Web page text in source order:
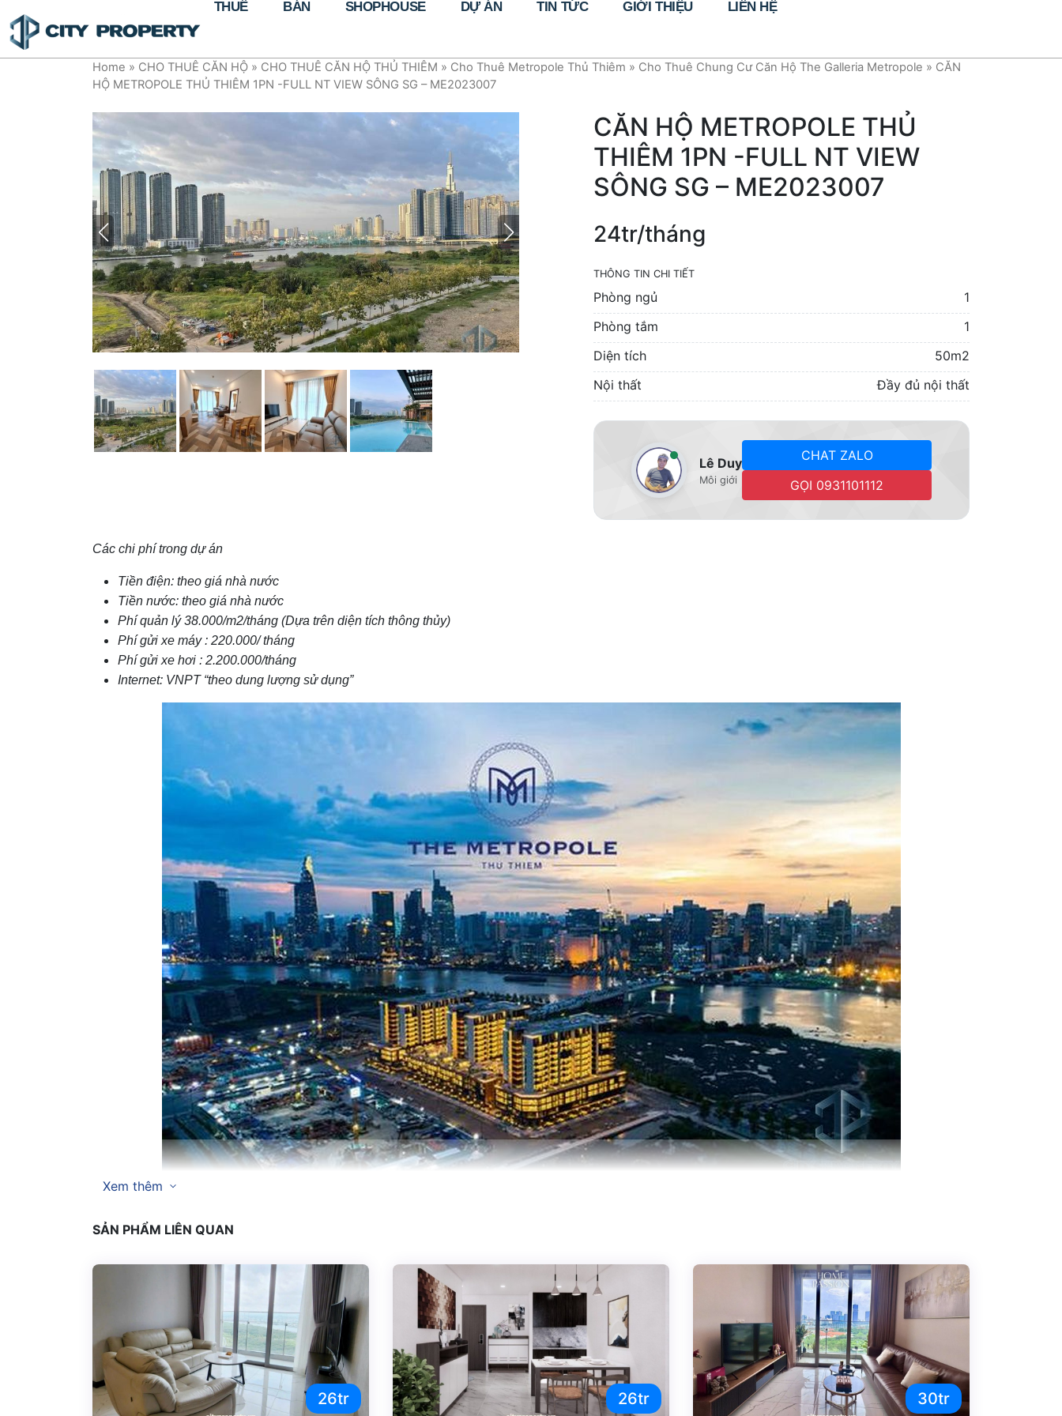
THUÊ BÁN SHOPHOUSE DỰ ÁN TIN TỨC GIỚI THIỆU LIÊN HỆ
Home » CHO THUÊ CĂN HỘ » CHO THUÊ CĂN HỘ THỦ THIÊM » Cho Thuê Metropole Thủ Thiêm » Cho Thuê Chung Cư Căn Hộ The Galleria Metropole » CĂN
HỘ METROPOLE THỦ THIÊM 1PN -FULL NT VIEW SÔNG SG – ME2023007
CĂN HỘ METROPOLE THỦ
THIÊM 1PN -FULL NT VIEW
SÔNG SG – ME2023007
24tr/tháng
THÔNG TIN CHI TIẾT
Phòng ngủ
1
Phòng tắm
1
Diện tích
50m2
Nội thất
Đầy đủ nội thất
Lê Duy
Môi giới
CHAT ZALO
GỌI 0931101112
Các chi phí trong dự án
Tiền điện: theo giá nhà nước
Tiền nước: theo giá nhà nước
Phí quản lý 38.000/m2/tháng (Dựa trên diện tích thông thủy)
Phí gửi xe máy : 220.000/ tháng
Phí gửi xe hơi : 2.200.000/tháng
Internet: VNPT “theo dung lượng sử dụng”
mong ước khi tọa lạc tại chân cầu Thủ Thiêm 2 ( Cầu Bason)cực kỳ thuận tiện việc di chuyển về Quận 1 và đi xa lộ, với chuỗi tiện ích 5* kèm nhu cầu ở tăng
cao thì Metropole Thủ Thiêm hiện là điểm đến yêu thích của những chuyên gia công ty hàng đầu và những giới thượng lưu muốn được tận thượng cuộc
Xem thêm một số bài viết khác
Cho thuê metropole Thủ Thiêm mới nhất
Mặt bằng Metropole Thủ Thiêmcó thể bạn quan tâm
Khai trươngAtelier Premium Bakery Metropole Thủ Thiêm
Giá thuê Metropole Thủ Thiêm theo ngày
mới nhất
Căn hộ Metropole Thủ Thiêm 1pn -full nt view sông – me2023001
Xem thêm
SẢN PHẨM LIÊN QUAN
26tr 26tr 30tr